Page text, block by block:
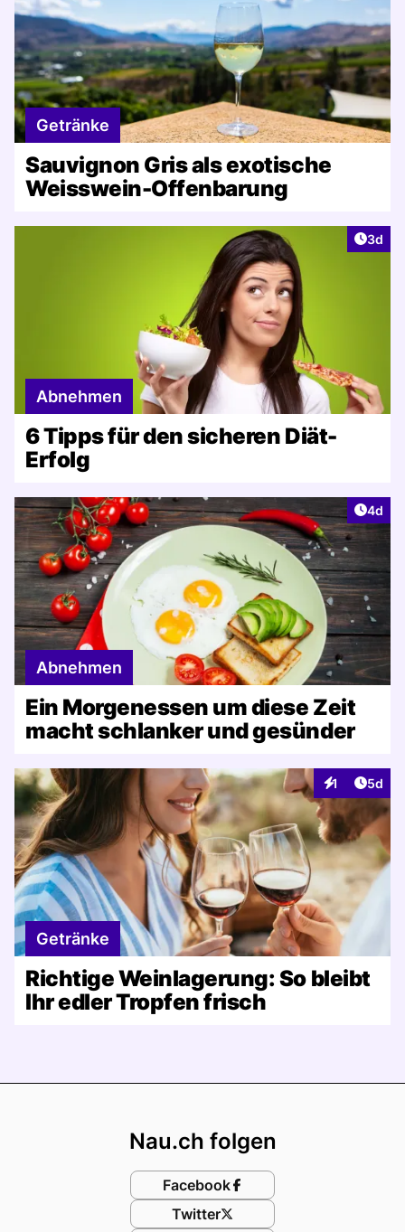
Getränke
Sauvignon Gris als exotische
Weisswein-Offenbarung
3d
Abnehmen
6 Tipps für den sicheren Diät-
Erfolg
4d
Abnehmen
Ein Morgenessen um diese Zeit
macht schlanker und gesünder
1
Interaktionen
5d
Getränke
Richtige Weinlagerung: So bleibt
Ihr edler Tropfen frisch
Nau.ch folgen
Facebook
Twitter